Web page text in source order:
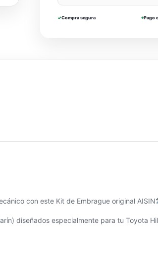
✓Compra segura ⌖Pago
con este Kit de Embrague original AISIN
diseñados especialmente para tu Toyota